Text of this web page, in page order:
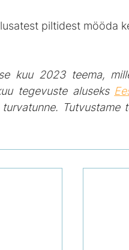
piltidest mööda
kuu 2023 teema,
tegevuste aluseks
Tutvustame